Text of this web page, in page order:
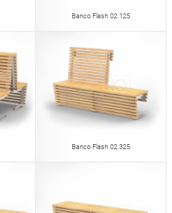
Banco Flash 02.125
Banco Flash 02.325